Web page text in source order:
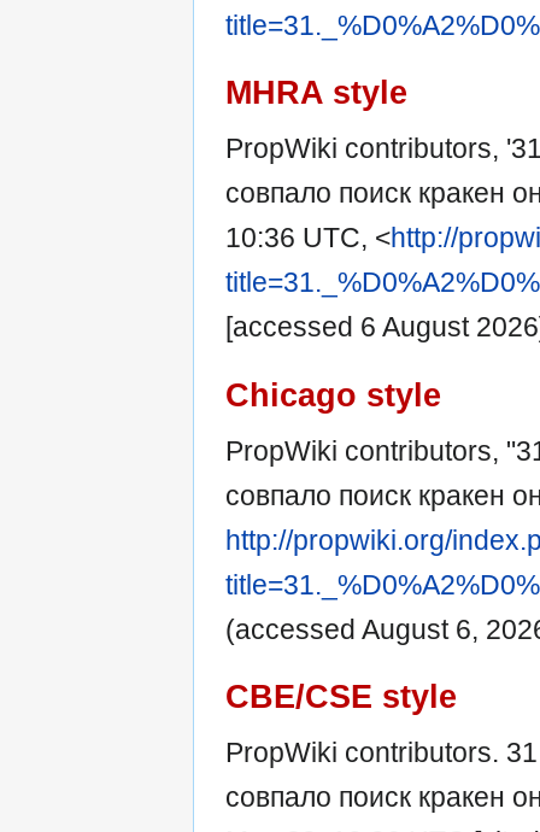
MHRA style
PropWiki contributors,
совпало поиск кракен
10:36 UTC, <http://
[accessed 6 August
Chicago style
PropWiki contributors,
совпало поиск кракен
http://propwiki.org/
(accessed August 6,
CBE/CSE style
PropWiki contributors.
совпало поиск кракен